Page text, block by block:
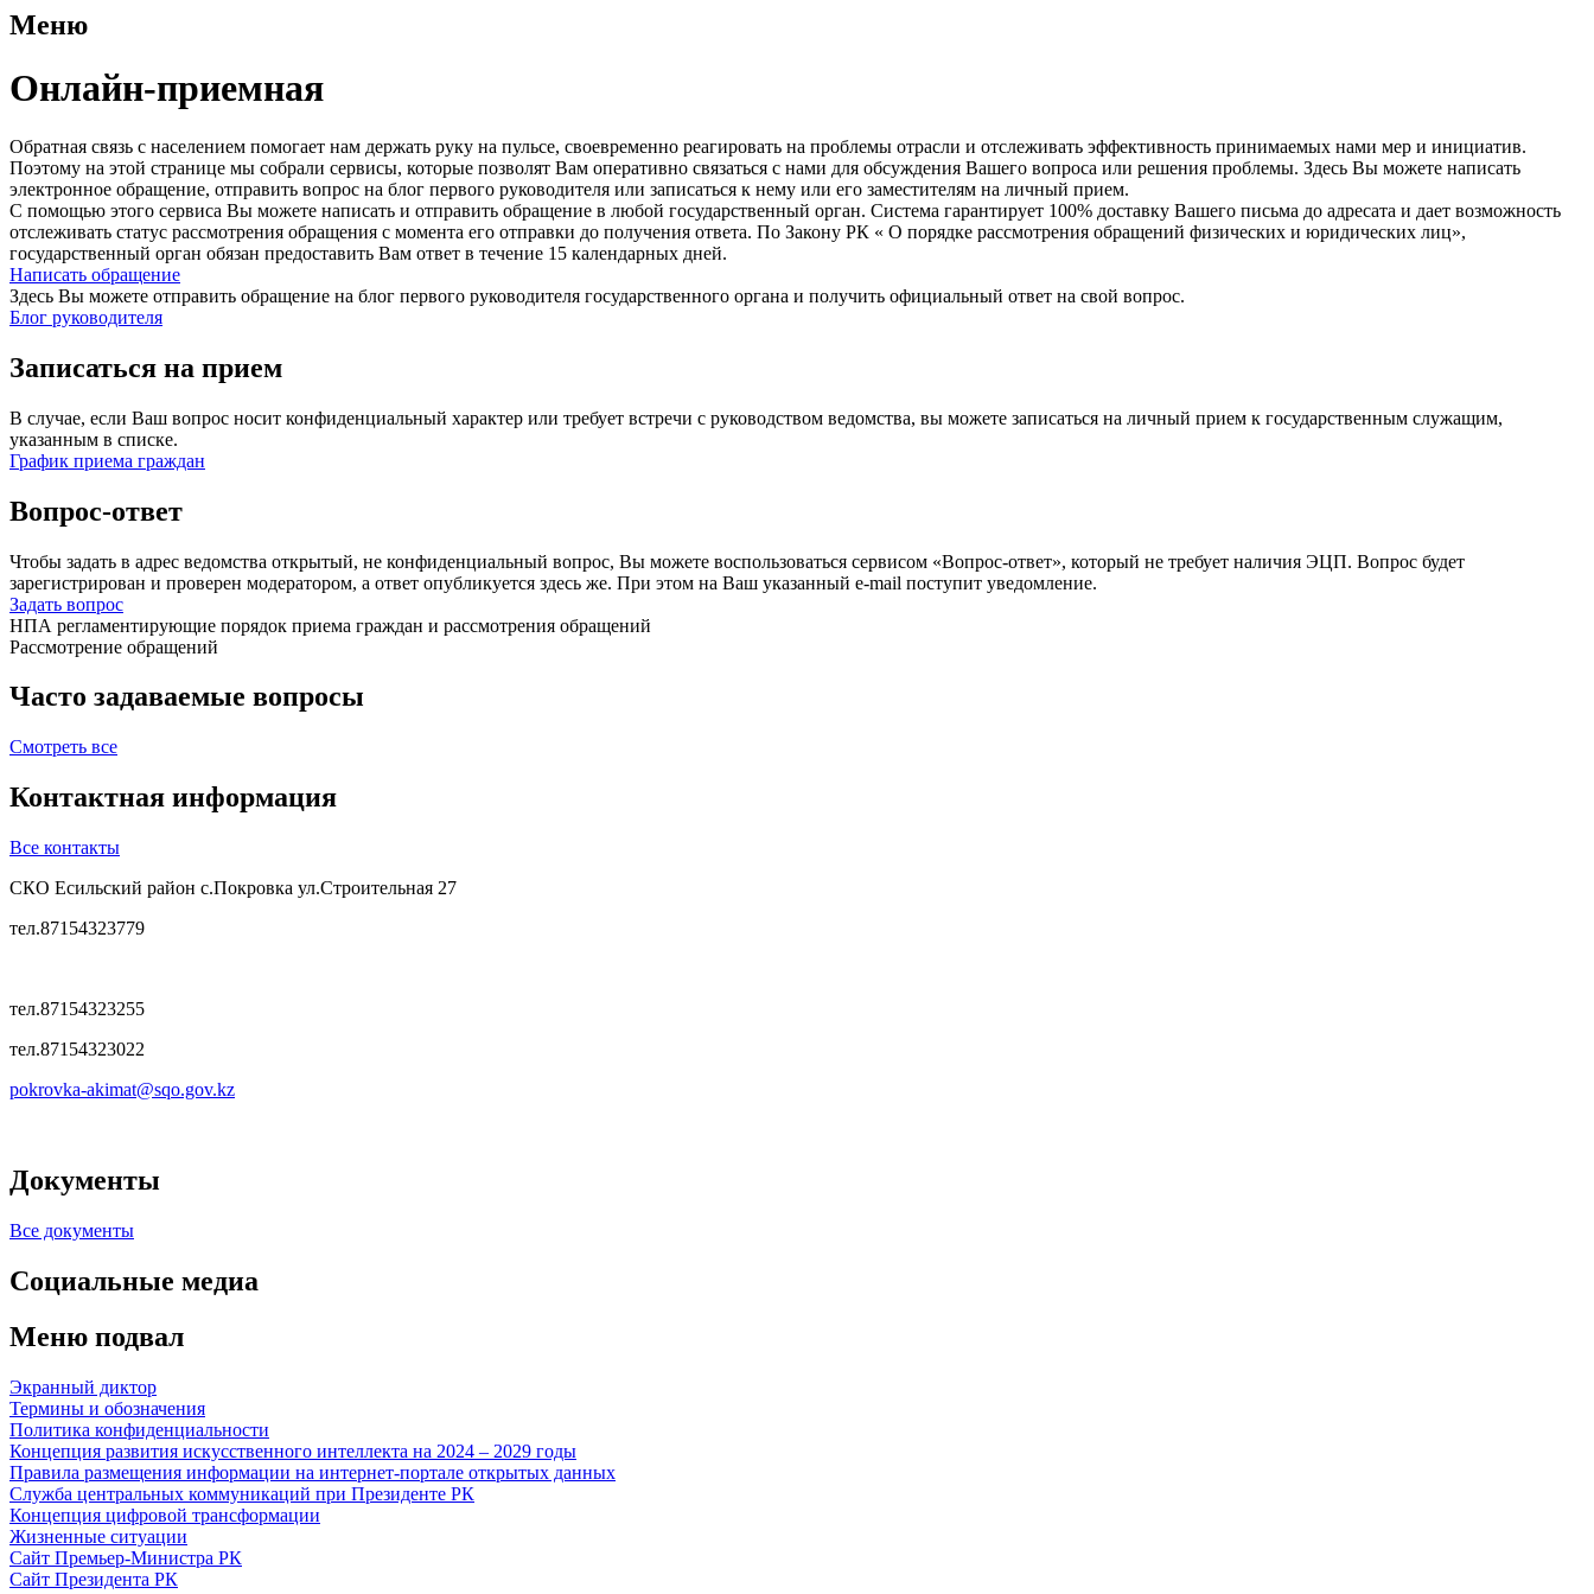
Меню
Онлайн-приемная
Обратная связь с населением помогает нам держать руку на пульсе, своевременно реагировать на проблемы отрасли и отслеживать эффективность принимаемых нами мер и инициатив.
Поэтому на этой странице мы собрали сервисы, которые позволят Вам оперативно связаться с нами для обсуждения Вашего вопроса или решения проблемы. Здесь Вы можете написать
электронное обращение, отправить вопрос на блог первого руководителя или записаться к нему или его заместителям на личный прием.
С помощью этого сервиса Вы можете написать и отправить обращение в любой государственный орган. Система гарантирует 100% доставку Вашего письма до адресата и дает возможность
отслеживать статус рассмотрения обращения с момента его отправки до получения ответа. По Закону РК « О порядке рассмотрения обращений физических и юридических лиц»,
государственный орган обязан предоставить Вам ответ в течение 15 календарных дней.
Написать обращение
Здесь Вы можете отправить обращение на блог первого руководителя государственного органа и получить официальный ответ на свой вопрос.
Блог руководителя
Записаться на прием
В случае, если Ваш вопрос носит конфиденциальный характер или требует встречи с руководством ведомства, вы можете записаться на личный прием к государственным служащим,
указанным в списке.
График приема граждан
Вопрос-ответ
Чтобы задать в адрес ведомства открытый, не конфиденциальный вопрос, Вы можете воспользоваться сервисом «Вопрос-ответ», который не требует наличия ЭЦП. Вопрос будет
зарегистрирован и проверен модератором, а ответ опубликуется здесь же. При этом на Ваш указанный e-mail поступит уведомление.
Задать вопрос
НПА регламентирующие порядок приема граждан и рассмотрения обращений
Рассмотрение обращений
Часто задаваемые вопросы
Смотреть все
Контактная информация
Все контакты
СКО Есильский район с.Покровка ул.Строительная 27
тел.87154323779
тел.87154323255
тел.87154323022
pokrovka-akimat@sqo.gov.kz
Документы
Все документы
Социальные медиа
Меню подвал
Экранный диктор
Термины и обозначения
Политика конфиденциальности
Концепция развития искусственного интеллекта на 2024 – 2029 годы
Правила размещения информации на интернет-портале открытых данных
Служба центральных коммуникаций при Президенте РК
Концепция цифровой трансформации
Жизненные ситуации
Сайт Премьер-Министра РК
Сайт Президента РК